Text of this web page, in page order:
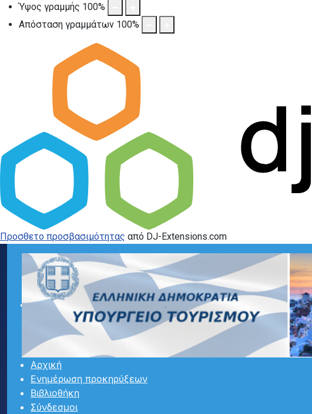
Ύψος γραμμής 100%
Απόσταση γραμμάτων 100%
Προσθετο προσβασιμότητας από DJ-Extensions.com
Αρχική
Ενημέρωση προκηρύξεων
Βιβλιοθήκη
Σύνδεσμοι